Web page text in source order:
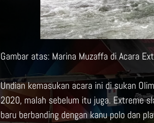
Gambar atas: Marina Muzaffa di Acara
Undian kemasukan acara ini di sukan
2020, malah sebelum itu juga. Extreme
baru berbanding dengan kanu polo dan